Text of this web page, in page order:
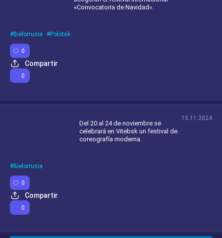
«Convocatoria de Navidad».
Bielorrusia Polotsk
0
Compartir
0
15.11.2024
Del 20 al 24 de noviembre se
celebrará en Vitebsk un festival de
coreografía moderna.
Bielorrusia
0
Compartir
0